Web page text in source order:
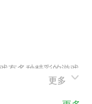
有多种精彩的游戏
上神的快感，更有
将会打破传统仙
更多